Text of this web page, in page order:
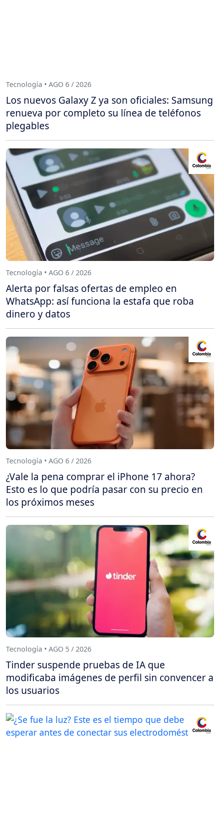
Tecnología • AGO 6 / 2026
Los nuevos Galaxy Z ya son oficiales: Samsung
renueva por completo su línea de teléfonos
plegables
Tecnología • AGO 6 / 2026
Alerta por falsas ofertas de empleo en
WhatsApp: así funciona la estafa que roba
dinero y datos
Tecnología • AGO 6 / 2026
¿Vale la pena comprar el iPhone 17 ahora?
Esto es lo que podría pasar con su precio en
los próximos meses
Tecnología • AGO 5 / 2026
Tinder suspende pruebas de IA que
modificaba imágenes de perfil sin convencer a
los usuarios